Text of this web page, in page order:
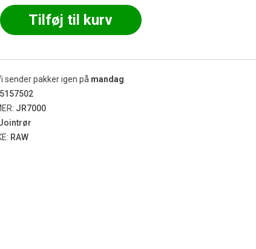
Tilføj til kurv
sender pakker igen på mandag
JR7000
RAW